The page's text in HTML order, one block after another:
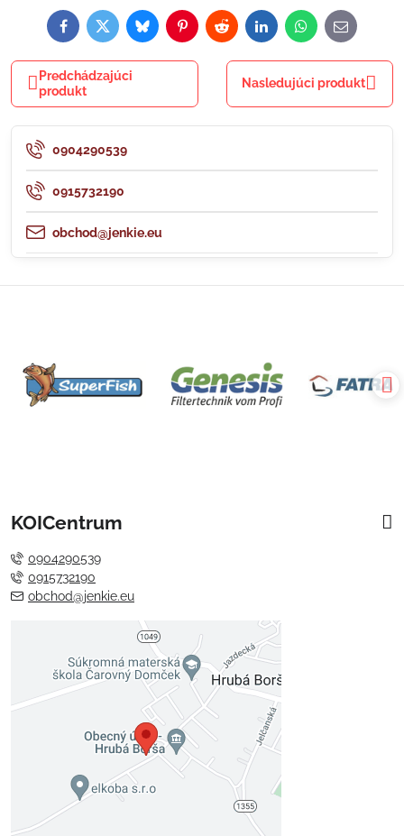
FacebookTwitterBlueskyPinterestRedditLinkedInWhatsApp
E-
mail
Predchádzajúci
produkt
Nasledujúci produkt
0904290539
0915732190
obchod@jenkie.eu
KOICentrum
0904290539
0915732190
obchod@jenkie.eu
Externý obsah je blokovaný
Voľbami súkromia
Prajete si načítať externý obsah?
Povoliť tentokrát
Povoliť a zapamätať - súhlas s